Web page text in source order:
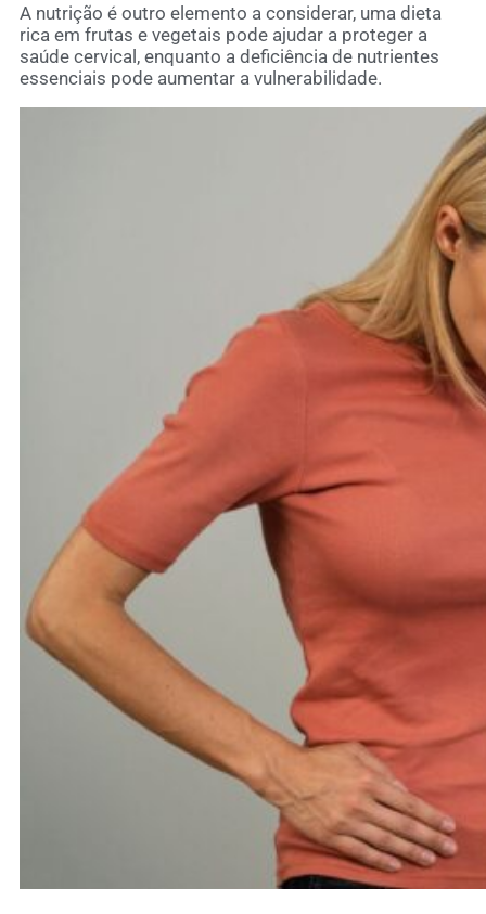
A nutrição é outro elemento a considerar, uma dieta
rica em frutas e vegetais pode ajudar a proteger a
saúde cervical, enquanto a deficiência de nutrientes
essenciais pode aumentar a vulnerabilidade.